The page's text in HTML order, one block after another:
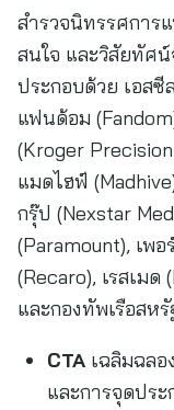
สำรวจนิทรรศการ
สนใจ และวิสัยทัศ
ประกอบด้วย เอสซี
แฟนด้อม
(Kroger
แมดไฮฟ์
กรุ๊ป (Nexstar
(Paramount), เพอ
(Recaro), เรสเมด
และกองทัพเรือสหรั
CTA เฉลิมฉล
และการจุดปร